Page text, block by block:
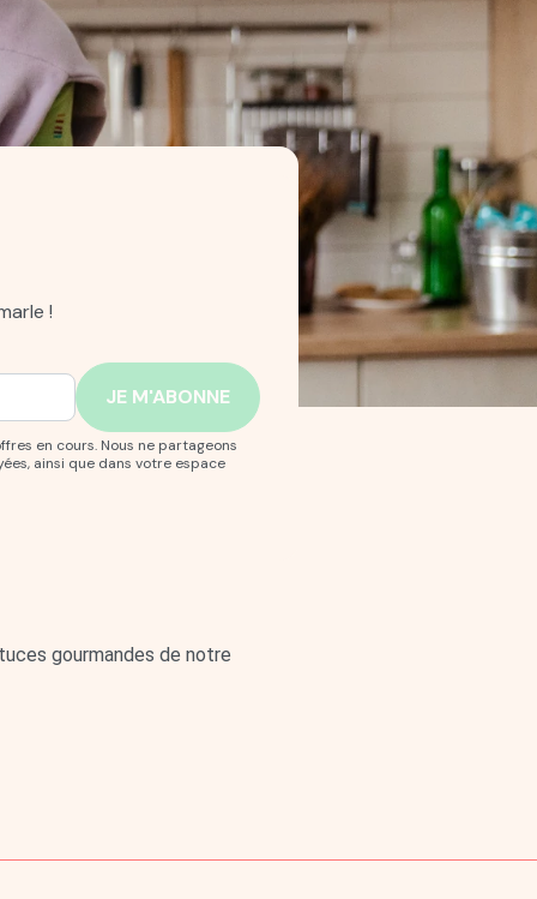
!
en cours. Nous ne partageons
ainsi que dans votre espace
gourmandes de notre